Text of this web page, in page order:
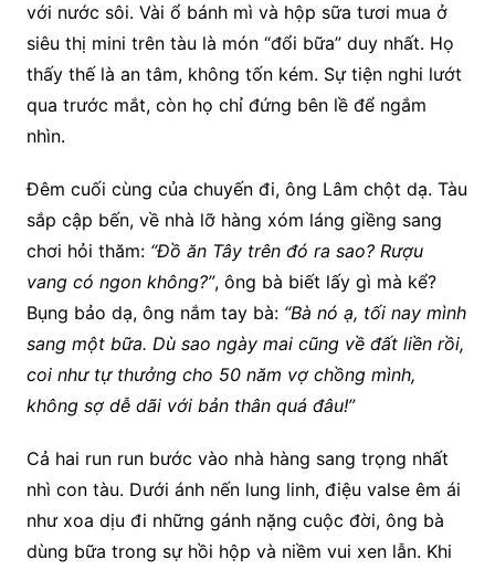
với nước sôi. Vài ổ bánh mì và hộp sữa tươi mua ở
siêu thị mini trên tàu là món “đổi bữa” duy nhất. Họ
thấy thế là an tâm, không tốn kém. Sự tiện nghi lướt
qua trước mắt, còn họ chỉ đứng bên lề để ngắm
nhìn.
Đêm cuối cùng của chuyến đi, ông Lâm chột dạ. Tàu
sắp cập bến, về nhà lỡ hàng xóm láng giềng sang
chơi hỏi thăm: “Đồ ăn Tây trên đó ra sao? Rượu
vang có ngon không?”, ông bà biết lấy gì mà kể?
Bụng bảo dạ, ông nắm tay bà: “Bà nó ạ, tối nay mình
sang một bữa. Dù sao ngày mai cũng về đất liền rồi,
coi như tự thưởng cho 50 năm vợ chồng mình,
không sợ dễ dãi với bản thân quá đâu!”
Cả hai run run bước vào nhà hàng sang trọng nhất
nhì con tàu. Dưới ánh nến lung linh, điệu valse êm ái
như xoa dịu đi những gánh nặng cuộc đời, ông bà
dùng bữa trong sự hồi hộp và niềm vui xen lẫn. Khi